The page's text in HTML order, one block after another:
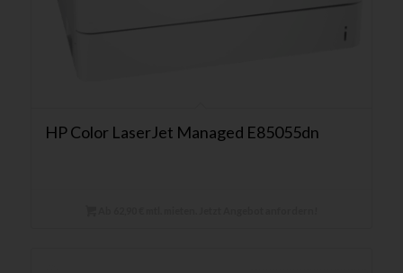
HP Color LaserJet Managed E85055dn